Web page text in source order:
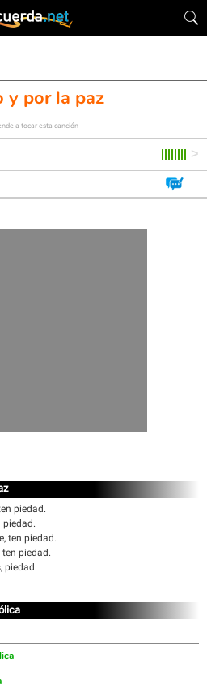
y por la paz
a tocar esta canción
piedad.
piedad.
ten piedad.
piedad.
piedad.